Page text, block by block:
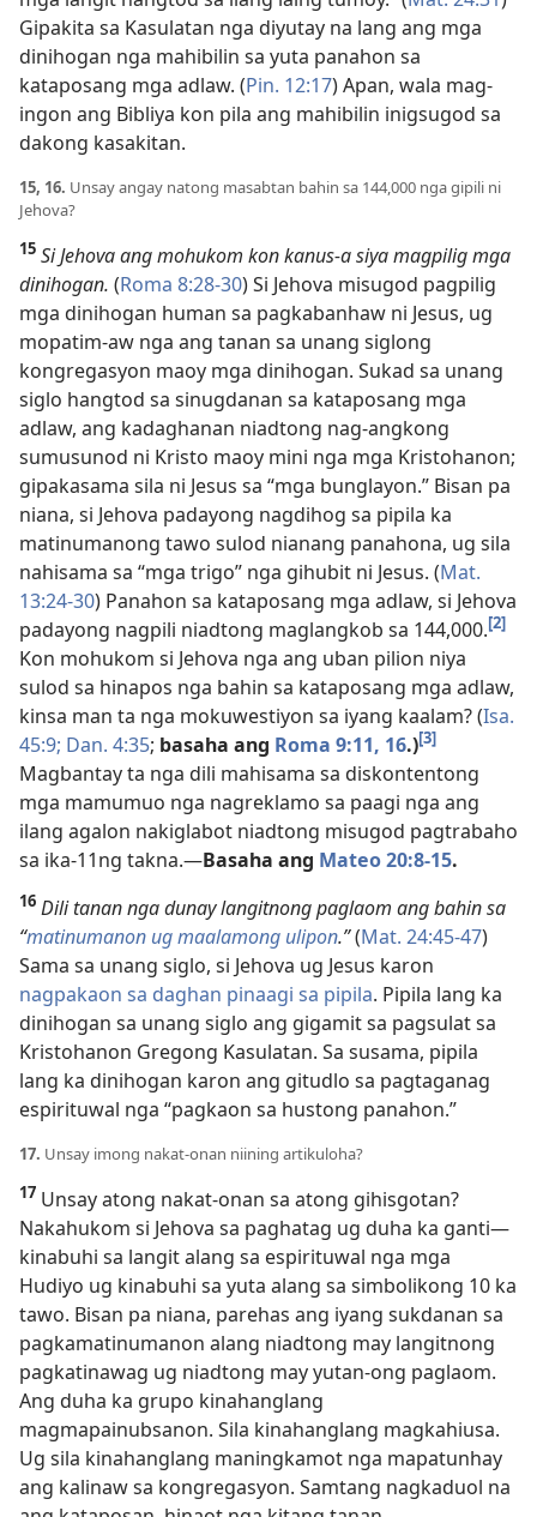
Gipakita sa Kasulatan nga diyutay na lang ang mga
dinihogan nga mahibilin sa yuta panahon sa
kataposang mga adlaw. (Pin. 12:17) Apan, wala mag-
ingon ang Bibliya kon pila ang mahibilin inigsugod sa
dakong kasakitan.
15, 16. Unsay angay natong masabtan bahin sa 144,000 nga gipili ni
Jehova?
15 Si Jehova ang mohukom kon kanus-a siya magpilig mga
dinihogan. (Roma 8:28-30) Si Jehova misugod pagpilig
mga dinihogan human sa pagkabanhaw ni Jesus, ug
mopatim-aw nga ang tanan sa unang siglong
kongregasyon maoy mga dinihogan. Sukad sa unang
siglo hangtod sa sinugdanan sa kataposang mga
adlaw, ang kadaghanan niadtong nag-angkong
sumusunod ni Kristo maoy mini nga mga Kristohanon;
gipakasama sila ni Jesus sa “mga bunglayon.” Bisan pa
niana, si Jehova padayong nagdihog sa pipila ka
matinumanong tawo sulod nianang panahona, ug sila
nahisama sa “mga trigo” nga gihubit ni Jesus. (Mat.
13:24-30) Panahon sa kataposang mga adlaw, si Jehova
padayong nagpili niadtong maglangkob sa 144,000.[2]
Kon mohukom si Jehova nga ang uban pilion niya
sulod sa hinapos nga bahin sa kataposang mga adlaw,
kinsa man ta nga mokuwestiyon sa iyang kaalam? (Isa.
45:9; Dan. 4:35; basaha ang Roma 9:11, 16.)[3]
Magbantay ta nga dili mahisama sa diskontentong
mga mamumuo nga nagreklamo sa paagi nga ang
ilang agalon nakiglabot niadtong misugod pagtrabaho
sa ika-11ng takna.—Basaha ang Mateo 20:8-15.
16 Dili tanan nga dunay langitnong paglaom ang bahin sa
“matinumanon ug maalamong ulipon.”(Mat. 24:45-47)
Sama sa unang siglo, si Jehova ug Jesus karon
nagpakaon sa daghan pinaagi sa pipila. Pipila lang ka
dinihogan sa unang siglo ang gigamit sa pagsulat sa
Kristohanon Gregong Kasulatan. Sa susama, pipila
lang ka dinihogan karon ang gitudlo sa pagtaganag
espirituwal nga “pagkaon sa hustong panahon.”
17. Unsay imong nakat-onan niining artikuloha?
17 Unsay atong nakat-onan sa atong gihisgotan?
Nakahukom si Jehova sa paghatag ug duha ka ganti—
kinabuhi sa langit alang sa espirituwal nga mga
Hudiyo ug kinabuhi sa yuta alang sa simbolikong 10 ka
tawo. Bisan pa niana, parehas ang iyang sukdanan sa
pagkamatinumanon alang niadtong may langitnong
pagkatinawag ug niadtong may yutan-ong paglaom.
Ang duha ka grupo kinahanglang
magmapainubsanon. Sila kinahanglang magkahiusa.
Ug sila kinahanglang maningkamot nga mapatunhay
ang kalinaw sa kongregasyon. Samtang nagkaduol na